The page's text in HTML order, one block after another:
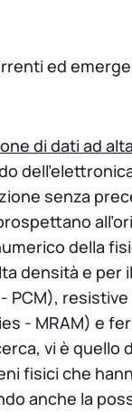
ed
di dati ad
senza
della
e per
- MRAM) e
vi è
fisici che
anche la